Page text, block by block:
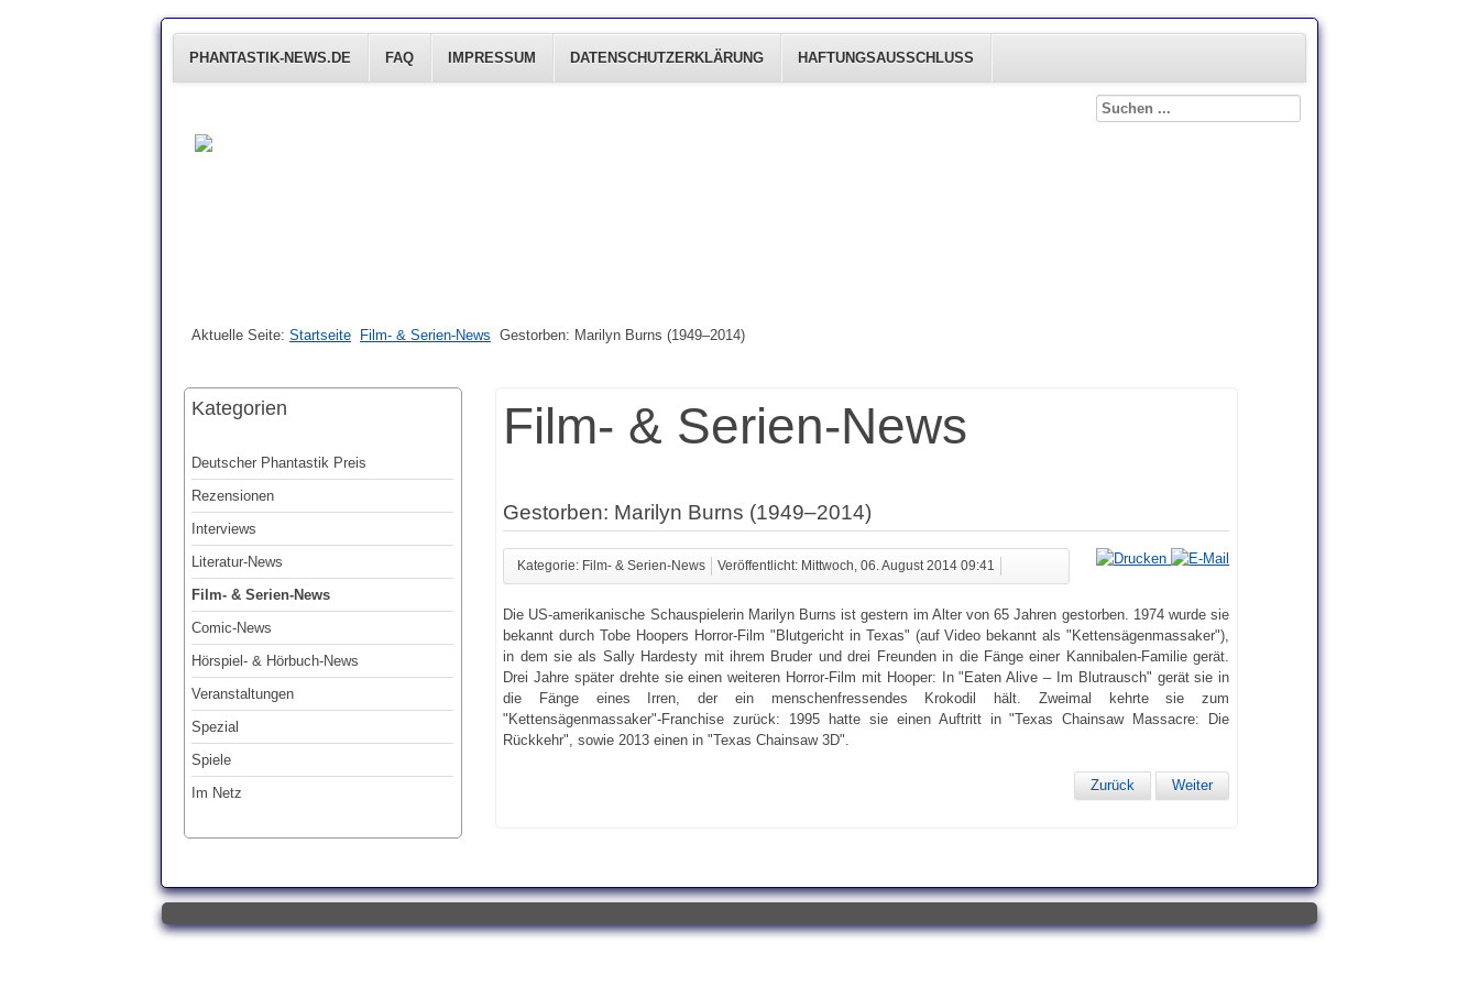
PHANTASTIK-NEWS.DE FAQ IMPRESSUM DATENSCHUTZERKLÄRUNG HAFTUNGSAUSSCHLUSS
Aktuelle Seite: Startseite Film- & Serien-News Gestorben: Marilyn Burns (1949–2014)
Kategorien
Deutscher Phantastik Preis
Rezensionen
Interviews
Literatur-News
Film- & Serien-News
Comic-News
Hörspiel- & Hörbuch-News
Veranstaltungen
Spezial
Spiele
Im Netz
Film- & Serien-News
Gestorben: Marilyn Burns (1949–2014)
Kategorie: Film- & Serien-News Veröffentlicht: Mittwoch, 06. August 2014 09:41
Die US-amerikanische Schauspielerin Marilyn Burns ist gestern im Alter von 65 Jahren gestorben. 1974 wurde sie
bekannt durch Tobe Hoopers Horror-Film "Blutgericht in Texas" (auf Video bekannt als "Kettensägenmassaker"),
in dem sie als Sally Hardesty mit ihrem Bruder und drei Freunden in die Fänge einer Kannibalen-Familie gerät.
Drei Jahre später drehte sie einen weiteren Horror-Film mit Hooper: In "Eaten Alive – Im Blutrausch" gerät sie in
die Fänge eines Irren, der ein menschenfressendes Krokodil hält. Zweimal kehrte sie zum
"Kettensägenmassaker"-Franchise zurück: 1995 hatte sie einen Auftritt in "Texas Chainsaw Massacre: Die
Rückkehr", sowie 2013 einen in "Texas Chainsaw 3D".
Zurück Weiter